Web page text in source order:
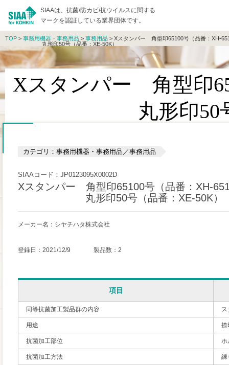
SIAAは、抗菌/防カビ/抗ウイルスに関する
マークを認証している業界団体です。
TOP > 事務用機器・事務用品 > 事務用品 > Xスタンパー 角型印65100号（品番：XH-
丸形印50号（品番：XE-50K）
Xスタンパー 角型印
丸形印50号（
カテゴリ：事務用機器・事務用品／事務用品
SIAAコード：JP0123095X0002D
Xスタンパー 角型印65100号（品番：XH-
丸形印50号（品番：XE-50K）
メーカー名：シヤチハタ株式会社
登録日：2021/12/9 製品数：2
項目
同等抗菌加工製品群の内容 ス
用途 捺
抗菌加工部位 ホ
抗菌加工方法 練